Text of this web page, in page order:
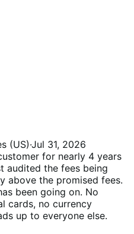
(US)·Jul 31, 2026
for nearly 4 years
audited the fees being
above the promised fees.
been going on. No
cards, no currency
up to everyone else.